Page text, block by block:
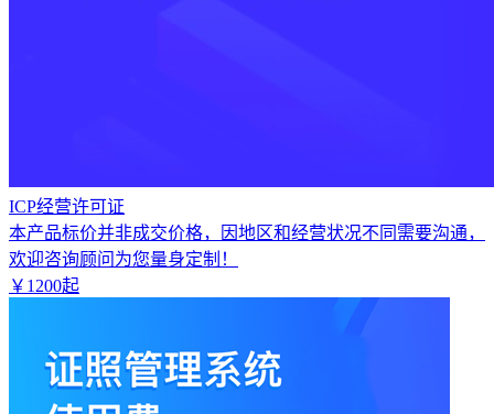
ICP经营许可证
本产品标价并非成交价格，因地区和经营状况不同需要沟通，
欢迎咨询顾问为您量身定制！
￥ 1200起